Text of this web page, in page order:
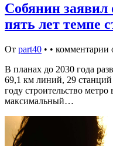
Собянин заявил
пять лет темпе
От part40 • • комментарии
В планах до 2030 года
69,1 км линий, 29
году строительство
максимальный…